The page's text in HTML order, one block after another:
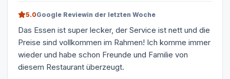
5.0Google Reviewin der letzten Woche
Das Essen ist super lecker, der Service ist nett und die
Preise sind vollkommen im Rahmen! Ich komme immer
wieder und habe schon Freunde und Familie von
diesem Restaurant überzeugt.